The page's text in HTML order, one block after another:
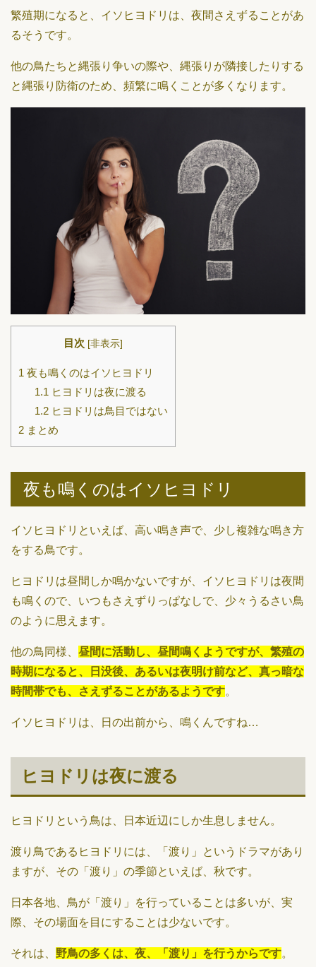
繁殖期になると、イソヒヨドリは、夜間さえずることがあ
るそうです。
他の鳥たちと縄張り争いの際や、縄張りが隣接したりする
と縄張り防衛のため、頻繁に鳴くことが多くなります。
目次 [非表示]
1 夜も鳴くのはイソヒヨドリ
1.1 ヒヨドリは夜に渡る
1.2ヒヨドリは鳥目ではない
2 まとめ
夜も鳴くのはイソヒヨドリ
イソヒヨドリといえば、高い鳴き声で、少し複雑な鳴き方
をする鳥です。
ヒヨドリは昼間しか鳴かないですが、イソヒヨドリは夜間
も鳴くので、いつもさえずりっぱなしで、少々うるさい鳥
のように思えます。
他の鳥同様、 昼間に活動し、昼間鳴くようですが、繁殖の
時期になると、日没後、あるいは夜明け前など、真っ暗な
時間帯でも、さえずることがあるようです。
イソヒヨドリは、日の出前から、鳴くんですね…
ヒヨドリは夜に渡る
ヒヨドリという鳥は、日本近辺にしか生息しません。
渡り鳥であるヒヨドリには、「渡り」というドラマがあり
ますが、その「渡り」の季節といえば、秋です。
日本各地、鳥が「渡り」を行っていることは多いが、実
際、その場面を目にすることは少ないです。
それは、 野鳥の多くは、夜、「渡り」を行うからです。